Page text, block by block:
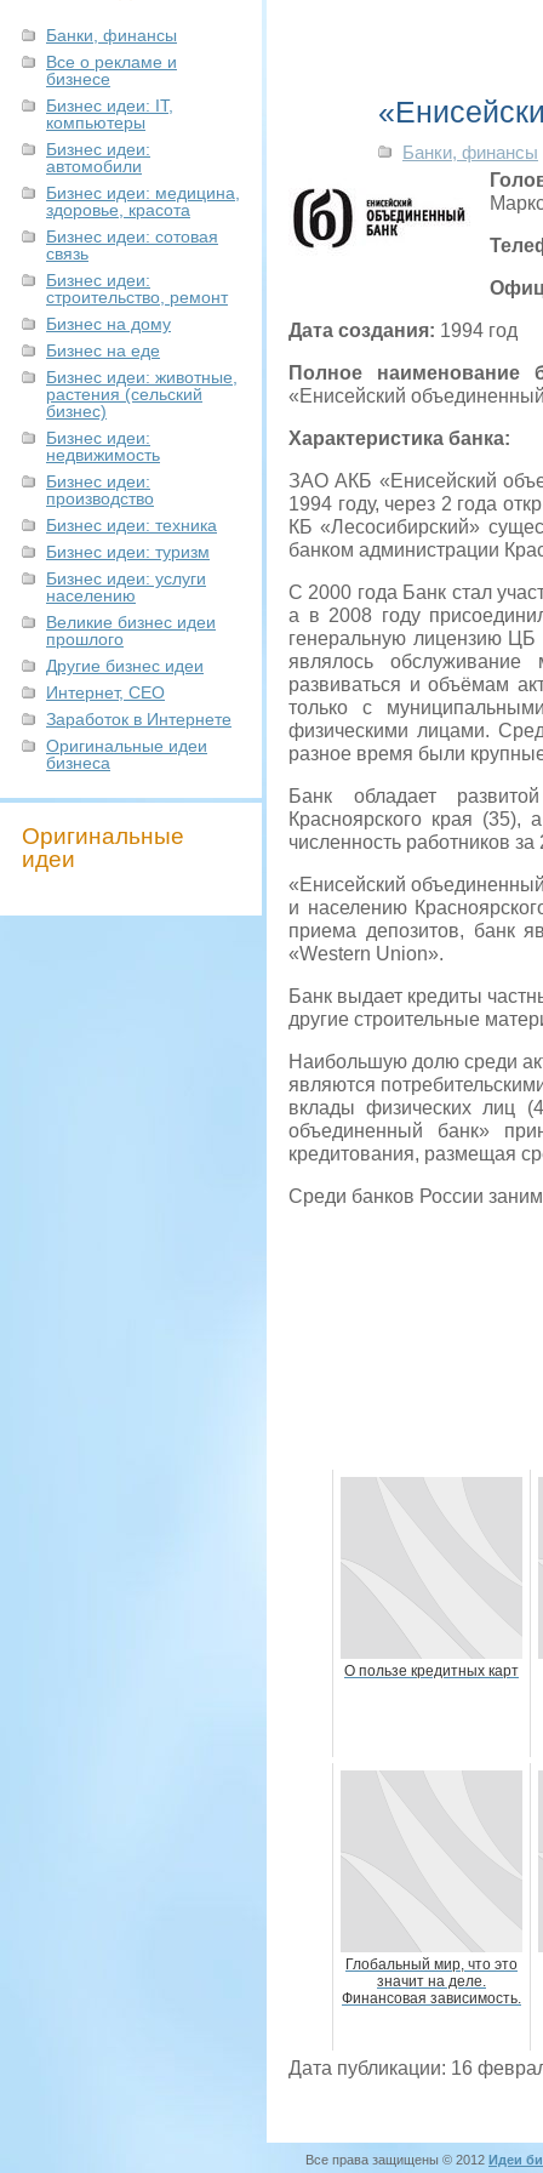
Банки, финансы
Все о рекламе и
бизнесе
Бизнес идеи: IT,
компьютеры
Бизнес идеи:
автомобили
Бизнес идеи: медицина,
здоровье, красота
Бизнес идеи: сотовая
связь
Бизнес идеи:
строительство, ремонт
Бизнес на дому
Бизнес на еде
Бизнес идеи: животные,
растения (сельский
бизнес)
Бизнес идеи:
недвижимость
Бизнес идеи:
производство
Бизнес идеи: техника
Бизнес идеи: туризм
Бизнес идеи: услуги
населению
Великие бизнес идеи
прошлого
Другие бизнес идеи
Интернет, СЕО
Заработок в Интернете
Оригинальные идеи
бизнеса
Оригинальные
идеи
Банки, финансы
Дата создания: 1994 год
Полное наименование
«Енисейский
Характеристика банка:
ЗАО АКБ «Енисейский
1994 году, через 2 года
КБ «Лесосибирский»
банком администрации
С 2000 года Банк стал
а в 2008 году
генеральную лицензию
являлось
развиваться и объёмам
только с
физическими лицами.
разное время были
Банк обладает
Красноярского края (35),
численность работников
«Енисейский
и населению
приема депозитов, банк
«Western Union».
Банк выдает кредиты
другие строительные
Наибольшую долю среди
являются
вклады физических лиц
объединенный банк»
кредитования, размещая
Среди банков России
О пользе кредитных карт
Глобальный мир, что это
значит на деле.
Финансовая зависимость.
Дата публикации: 16
Все права защищены © 2012 Идеи